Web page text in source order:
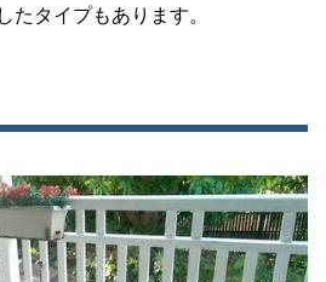
たタイプもあります。